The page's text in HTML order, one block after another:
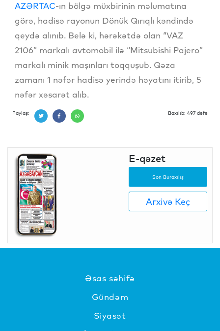
AZƏRTAC-ın bölgə müxbirinin məlumatına
görə, hadisə rayonun Dönük Qırıqlı kəndində
qeydə alınıb. Belə ki, hərəkətdə olan “VAZ
2106” markalı avtomobil ilə “Mitsubishi Pajero”
markalı minik maşınları toqquşub. Qəza
zamanı 1 nəfər hadisə yerində həyatını itirib, 5
nəfər xəsarət alıb.
Paylaş: Baxılıb: 497 dəfə
E-qəzet
Son Buraxılış
Arxivə Keç
Əsas səhifə
Gündəm
Siyasət